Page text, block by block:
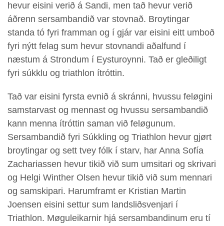
hevur eisini verið á Sandi, men tað hevur verið
áðrenn sersambandið var stovnað. Broytingar
standa tó fyri framman og í gjár var eisini eitt umboð
fyri nýtt felag sum hevur stovnandi aðalfund í
næstum á Strondum í Eysturoynni. Tað er gleðiligt
fyri súkklu og triathlon ítróttin.
Tað var eisini fyrsta evnið á skránni, hvussu feløgini
samstarvast og mennast og hvussu sersambandið
kann menna ítróttin saman við feløgunum.
Sersambandið fyri Súkkling og Triathlon hevur gjørt
broytingar og sett tvey fólk í starv, har Anna Sofía
Zachariassen hevur tikið við sum umsitari og skrivari
og Helgi Winther Olsen hevur tikið við sum mennari
og samskipari. Harumframt er Kristian Martin
Joensen eisini settur sum landsliðsvenjari í
Triathlon. Møguleikarnir hjá sersambandinum eru tí